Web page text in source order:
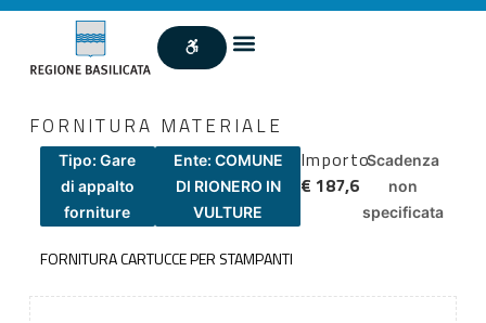
FORNITURA MATERIALE
Tipo: Gare
di appalto
forniture
Ente: COMUNE
DI RIONERO IN
VULTURE
Importo
€ 187,6
Scadenza
non
specificata
FORNITURA CARTUCCE PER STAMPANTI